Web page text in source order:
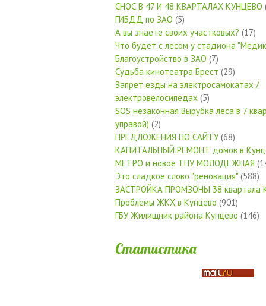
СНОС В 47 И 48 КВАРТАЛАХ КУНЦЕВО
ГИБДД по ЗАО (5)
А вы знаете своих участковых? (17)
Что будет с лесом у стадиона
Благоустройство в ЗАО (7)
Судьба кинотеатра Брест (29)
Запрет езды на электросамокатах /
электровелосипедах (5)
SOS незаконная Вырубка леса в 7
управой) (2)
ПРЕДЛОЖЕНИЯ ПО САЙТУ(68)
КАПИТАЛЬНЫЙ РЕМОНТ домов в
МЕТРО и новое ТПУ МОЛОДЕЖНАЯ
Это сладкое слово "реновация" (588)
ЗАСТРОЙКА ПРОМЗОНЫ 38 квартала
Проблемы ЖКХ в Кунцево (901)
ГБУ Жилищник района Кунцево (146)
Статистика